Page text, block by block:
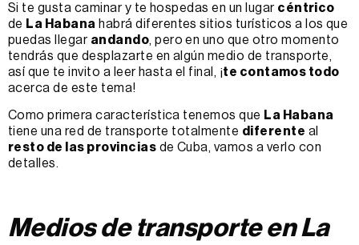
Si te gusta caminar y te hospedas en un lugar céntrico
de La Habana habrá diferentes sitios turísticos a los que
puedas llegar andando, pero en uno que otro momento
tendrás que desplazarte en algún medio de transporte,
así que te invito a leer hasta el final, ¡te contamos todo
acerca de este tema!
Como primera característica tenemos que La Habana
tiene una red de transporte totalmente diferente al
resto de las provincias de Cuba, vamos a verlo con
detalles.
Medios de transporte en La